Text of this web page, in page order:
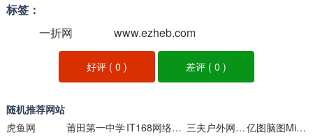
标签：
一折网
www.ezheb.com
好评 (0 ) 差评 ( 0 )
随机推荐网站
虎鱼网
莆田第一中学 IT168网络通信频道 三夫户外网上商城
亿图脑图MindMaster